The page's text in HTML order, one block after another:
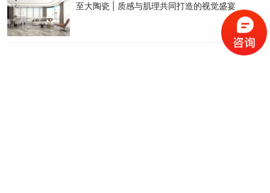
至大陶瓷 | 质感与肌理共同打造的视觉盛宴